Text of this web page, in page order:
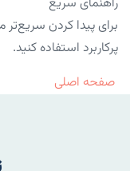
برای پیدا کردن
پرکاربرد استفاده کنید.
صفحه اصلی